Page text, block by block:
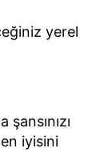
yerel
iyisini